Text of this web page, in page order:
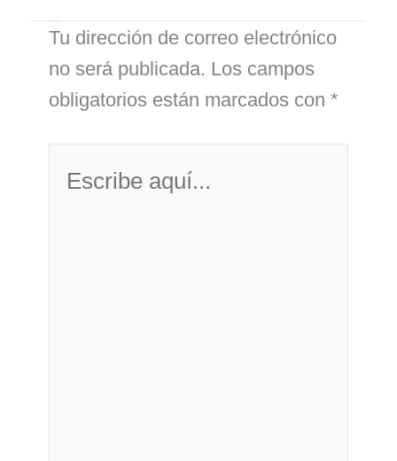
Tu dirección de correo electrónico
no será publicada. Los campos
obligatorios están marcados con *
aquí...